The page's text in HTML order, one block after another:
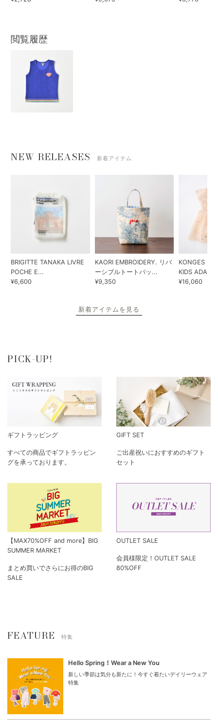
閲覧履歴
NEW RELEASES 新着アイテム
BRIGITTE TANAKA LIVRE
POCHE E...
¥6,600
KAORI EMBROIDERY. リバ
ーシブルトートバッ...
¥9,350
KONGES
KIDS ADA...
¥16,060
新着アイテムを見る
PICK-UP!
ギフトラッピング
すべての商品でギフトラッピン
グを承っております。
GIFT SET
ご出産祝いにおすすめのギフト
セット
【MAX70%OFF and more】BIG
SUMMER MARKET
まとめ買いでさらにお得のBIG
SALE
OUTLET SALE
会員様限定！OUTLET SALE
80%OFF
FEATURE 特集
Hello Spring！Wear a New You
新しい季節は気分も新たに！今すぐ着たいデイリーウェア
特集